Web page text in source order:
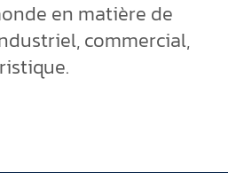
en matière de
commercial,